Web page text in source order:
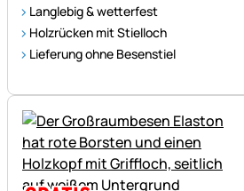
Langlebig & wetterfest
Holzrücken mit Stielloch
Lieferung ohne Besenstiel